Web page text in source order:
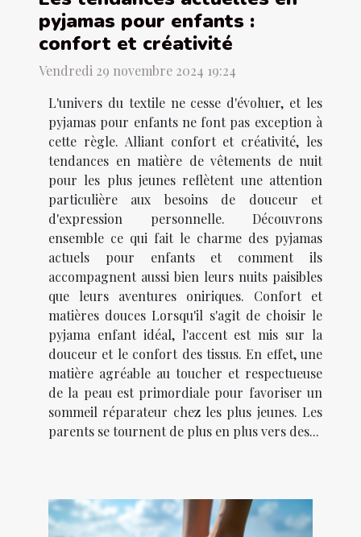
pyjamas pour enfants :
confort et créativité
Vendredi 29 novembre 2024 19:24
L'univers du textile ne cesse d'évoluer, et les
pyjamas pour enfants ne font pas exception à
cette règle. Alliant confort et créativité, les
tendances en matière de vêtements de nuit
pour les plus jeunes reflètent une attention
particulière aux besoins de douceur et
d'expression personnelle. Découvrons
ensemble ce qui fait le charme des pyjamas
actuels pour enfants et comment ils
accompagnent aussi bien leurs nuits paisibles
que leurs aventures oniriques. Confort et
matières douces Lorsqu'il s'agit de choisir le
pyjama enfant idéal, l'accent est mis sur la
douceur et le confort des tissus. En effet, une
matière agréable au toucher et respectueuse
de la peau est primordiale pour favoriser un
sommeil réparateur chez les plus jeunes. Les
parents se tournent de plus en plus vers des...